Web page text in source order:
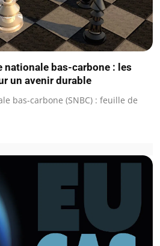
nationale bas-carbone : les
un avenir durable
bas-carbone (SNBC) : feuille de